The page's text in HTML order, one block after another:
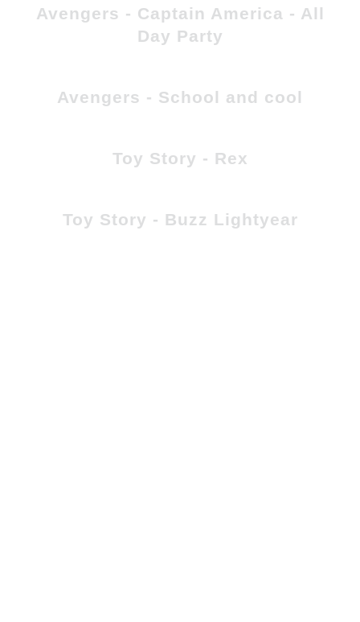
Avengers - Captain America - All
Day Party
Avengers - School and cool
Toy Story - Rex
Toy Story - Buzz Lightyear